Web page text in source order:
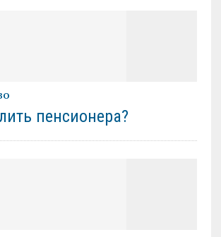
пенсионера?